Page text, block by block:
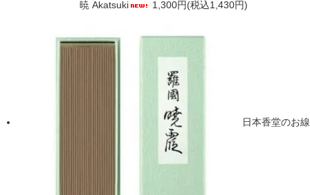
暁 Akatsuki 1,300円(税込1,430円)
日本香堂のお線